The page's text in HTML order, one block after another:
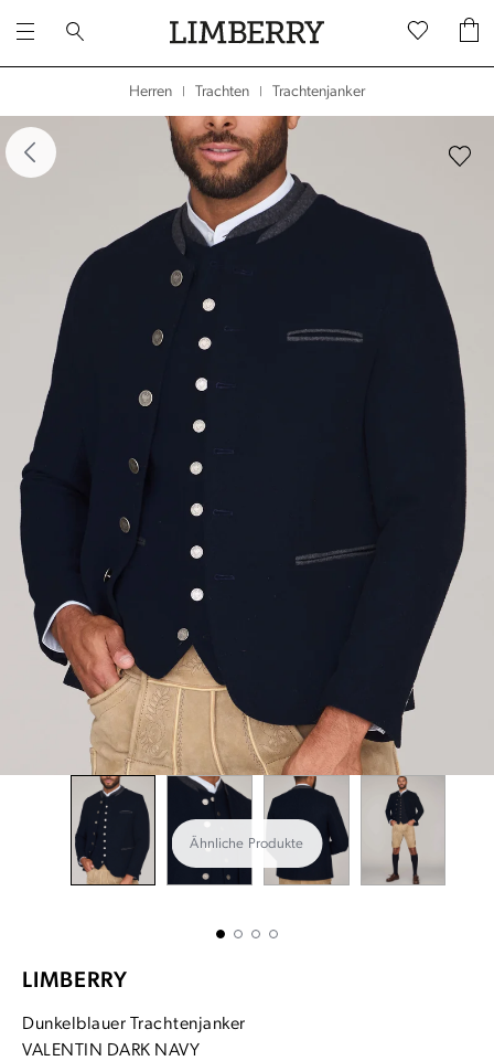
Herren Trachten Trachtenjanker
überspringen
Ähnliche Produkte
LIMBERRY
Dunkelblauer Trachtenjanker
VALENTIN DARK NAVY